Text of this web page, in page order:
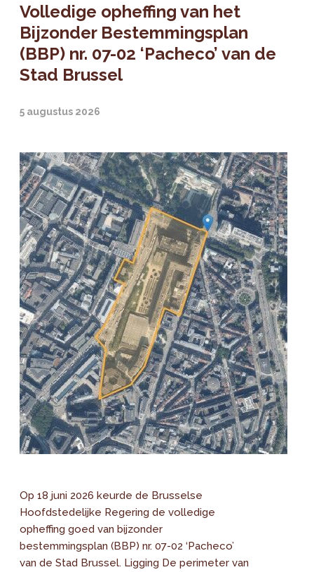
Volledige opheffing van het
Bijzonder Bestemmingsplan
(BBP) nr. 07-02 ‘Pacheco’ van de
Stad Brussel
5 augustus 2026
Op 18 juni 2026 keurde de Brusselse
Hoofdstedelijke Regering de volledige
opheffing goed van bijzonder
bestemmingsplan (BBP) nr. 07-02 ‘Pacheco’
van de Stad Brussel. Ligging De perimeter van